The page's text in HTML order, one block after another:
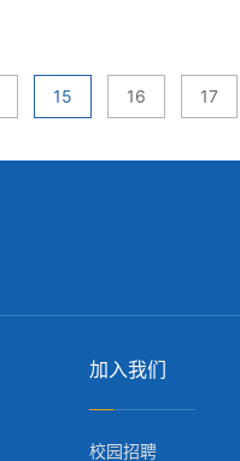
15 16 17
加入我们
校园招聘